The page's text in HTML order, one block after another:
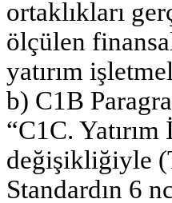
ortaklıkları
ölçülen
yatırım
b) C1B
“C1C.
değişikliğiyle
Standardın 6